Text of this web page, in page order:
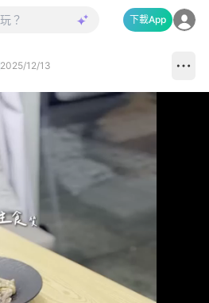
下載App
2025/12/13